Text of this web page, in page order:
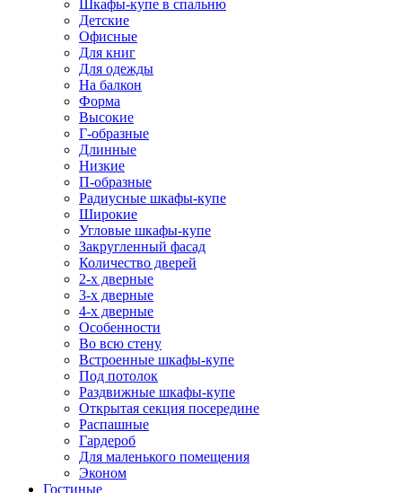
Шкафы-купе в спальню
Детские
Офисные
Для книг
Для одежды
На балкон
Форма
Высокие
Г-образные
Длинные
Низкие
П-образные
Радиусные шкафы-купе
Широкие
Угловые шкафы-купе
Закругленный фасад
Количество дверей
2-х дверные
3-х дверные
4-х дверные
Особенности
Во всю стену
Встроенные шкафы-купе
Под потолок
Раздвижные шкафы-купе
Открытая секция посередине
Распашные
Гардероб
Для маленького помещения
Эконом
Гостиные